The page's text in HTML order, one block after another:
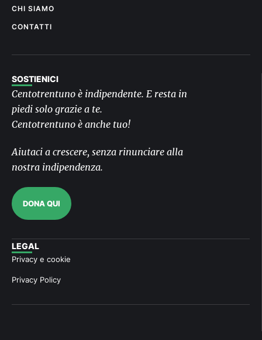
CHI SIAMO
CONTATTI
SOSTIENICI
Centotrentuno è indipendente. E resta in
piedi solo grazie a te.
Centotrentuno è anche tuo!
Aiutaci a crescere, senza rinunciare alla
nostra indipendenza.
DONA QUI
LEGAL
Privacy e cookie
Privacy Policy